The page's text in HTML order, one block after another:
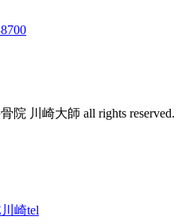
院 川崎大師 all rights reserved.